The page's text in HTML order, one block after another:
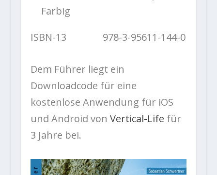
Farbig
ISBN-13 978-3-95611-144-0
Dem Führer liegt ein
Downloadcode für eine
kostenlose Anwendung für iOS
und Android von Vertical-Life für
3 Jahre bei.